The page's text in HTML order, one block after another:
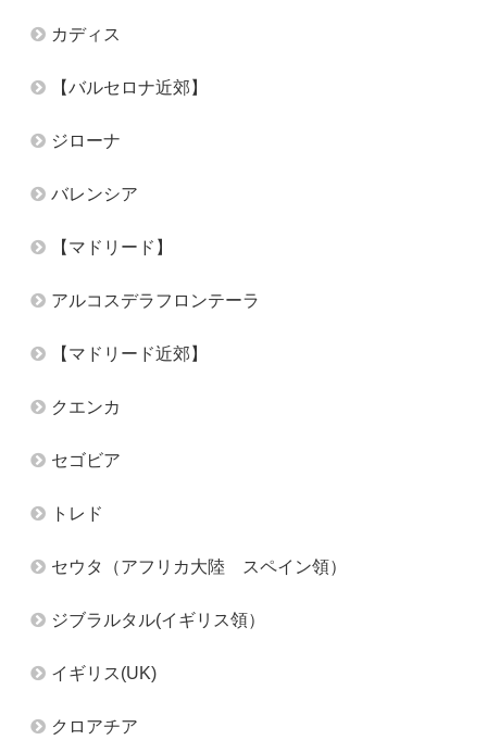
カディス
【バルセロナ近郊】
ジローナ
バレンシア
【マドリード】
アルコスデラフロンテーラ
【マドリード近郊】
クエンカ
セゴビア
トレド
セウタ（アフリカ大陸 スペイン領）
ジブラルタル(イギリス領）
イギリス(UK)
クロアチア